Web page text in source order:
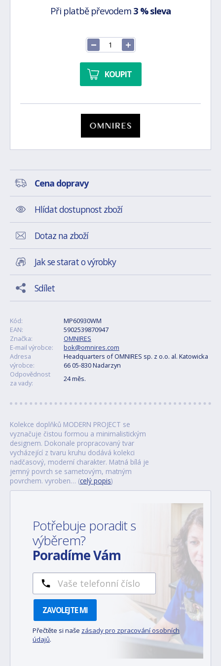
Při platbě převodem 3 % sleva
KOUPIT
Cena dopravy
Hlídat dostupnost zboží
Dotaz na zboží
Jak se starat o výrobky
Sdílet
Kód:
MP60930WM
EAN:
5902539870947
Značka:
OMNIRES
E-mail výrobce:
bok@omnires.com
Adresa
výrobce:
Headquarters of OMNIRES sp. z o.o. al. Katowicka
66 05-830 Nadarzyn
Odpovědnost
za vady:
24 měs.
Kolekce doplňků MODERN PROJECT se
vyznačuje čistou formou a minimalistickým
designem. Dokonale propracovaný tvar
vycházející z tvaru kruhu dodává kolekci
nadčasový, moderní charakter. Matná bílá je
jemný povrch se sametovým, matným
povrchem. vyroben… (celý popis)
Potřebuje poradit s
výběrem?
Poradíme Vám
ZAVOLEJTE MI
Přečtěte si naše zásady pro zpracování osobních
údajů.